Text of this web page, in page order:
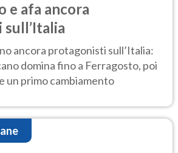
e afa ancora
ancora protagonisti sull’Italia:
domina fino a Ferragosto, poi
un primo cambiamento